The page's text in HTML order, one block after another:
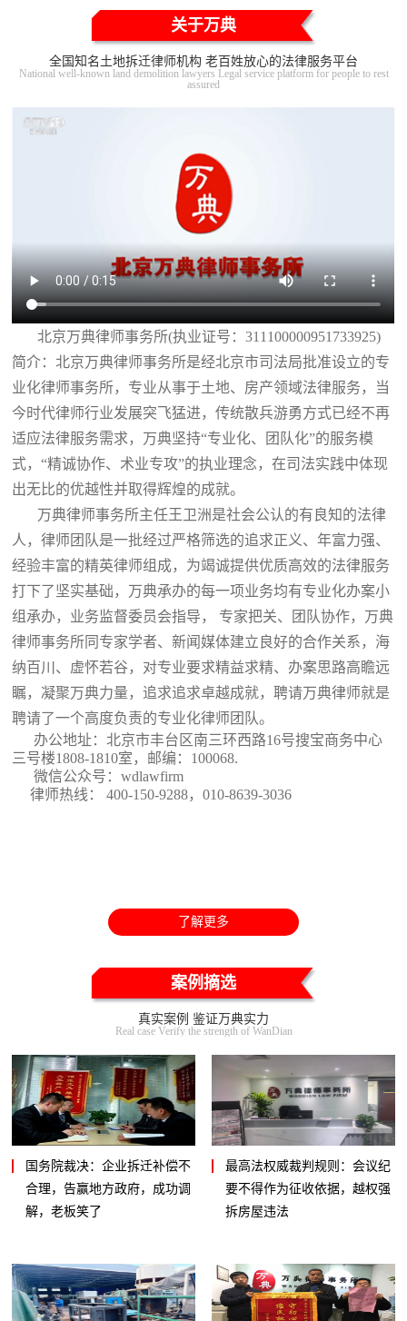
关于万典
全国知名土地拆迁律师机构 老百姓放心的法律服务平台
National well-known land demolition lawyers Legal service platform for people to rest
assured
北京万典律师事务所(执业证号：311100000951733925)
简介：北京万典律师事务所是经北京市司法局批准设立的专
业化律师事务所，专业从事于土地、房产领域法律服务，当
今时代律师行业发展突飞猛进，传统散兵游勇方式已经不再
适应法律服务需求，万典坚持“专业化、团队化”的服务模
式，“精诚协作、术业专攻”的执业理念，在司法实践中体现
出无比的优越性并取得辉煌的成就。
万典律师事务所主任王卫洲是社会公认的有良知的法律
人，律师团队是一批经过严格筛选的追求正义、年富力强、
经验丰富的精英律师组成，为竭诚提供优质高效的法律服务
打下了坚实基础，万典承办的每一项业务均有专业化办案小
组承办，业务监督委员会指导， 专家把关、团队协作，万典
律师事务所同专家学者、新闻媒体建立良好的合作关系，海
纳百川、虚怀若谷，对专业要求精益求精、办案思路高瞻远
瞩，凝聚万典力量，追求追求卓越成就，聘请万典律师就是
聘请了一个高度负责的专业化律师团队。
办公地址：北京市丰台区南三环西路16号搜宝商务中心
三号楼1808-1810室 ，邮编：100068.
微信公众号：wdlawfirm
律师热线： 400-150-9288，010-8639-3036
了解更多
案例摘选
真实案例 鉴证万典实力
Real case Verify the strength of WanDian
国务院裁决：企业拆迁补偿不
合理，告赢地方政府，成功调
解，老板笑了
最高法权威裁判规则：会议纪
要不得作为征收依据，越权强
拆房屋违法